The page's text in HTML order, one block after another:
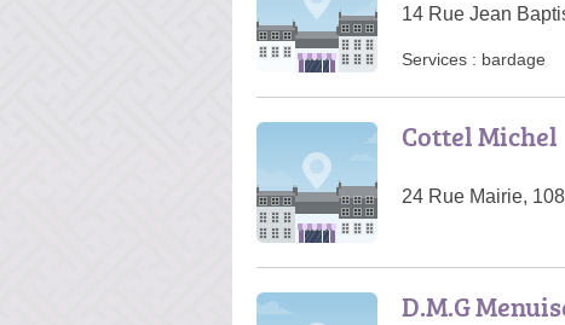
14 Rue Jean
Services : bardage
Cottel Michel
24 Rue Mairie,
D.M.G